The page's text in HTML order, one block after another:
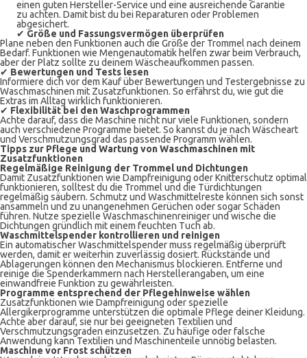
einen guten Hersteller-Service und eine ausreichende Garantie
zu achten. Damit bist du bei Reparaturen oder Problemen
abgesichert.
✔ Größe und Fassungsvermögen überprüfen
Plane neben den Funktionen auch die Größe der Trommel nach deinem
Bedarf. Funktionen wie Mengenautomatik helfen zwar beim Verbrauch,
aber der Platz sollte zu deinem Wäscheaufkommen passen.
✔ Bewertungen und Tests lesen
Informiere dich vor dem Kauf über Bewertungen und Testergebnisse zu
Waschmaschinen mit Zusatzfunktionen. So erfährst du, wie gut die
Extras im Alltag wirklich funktionieren.
✔ Flexibilität bei den Waschprogrammen
Achte darauf, dass die Maschine nicht nur viele Funktionen, sondern
auch verschiedene Programme bietet. So kannst du je nach Wäscheart
und Verschmutzungsgrad das passende Programm wählen.
Tipps zur Pflege und Wartung von Waschmaschinen mit
Zusatzfunktionen
Regelmäßige Reinigung der Trommel und Dichtungen
Damit Zusatzfunktionen wie Dampfreinigung oder Knitterschutz optimal
funktionieren, solltest du die Trommel und die Türdichtungen
regelmäßig säubern. Schmutz und Waschmittelreste können sich sonst
ansammeln und zu unangenehmen Gerüchen oder sogar Schäden
führen. Nutze spezielle Waschmaschinenreiniger und wische die
Dichtungen gründlich mit einem feuchten Tuch ab.
Waschmittelspender kontrollieren und reinigen
Ein automatischer Waschmittelspender muss regelmäßig überprüft
werden, damit er weiterhin zuverlässig dosiert. Rückstände und
Ablagerungen können den Mechanismus blockieren. Entferne und
reinige die Spenderkammern nach Herstellerangaben, um eine
einwandfreie Funktion zu gewährleisten.
Programme entsprechend der Pflegehinweise wählen
Zusatzfunktionen wie Dampfreinigung oder spezielle
Allergikerprogramme unterstützen die optimale Pflege deiner Kleidung.
Achte aber darauf, sie nur bei geeigneten Textilien und
Verschmutzungsgraden einzusetzen. Zu häufige oder falsche
Anwendung kann Textilien und Maschinenteile unnötig belasten.
Maschine vor Frost schützen